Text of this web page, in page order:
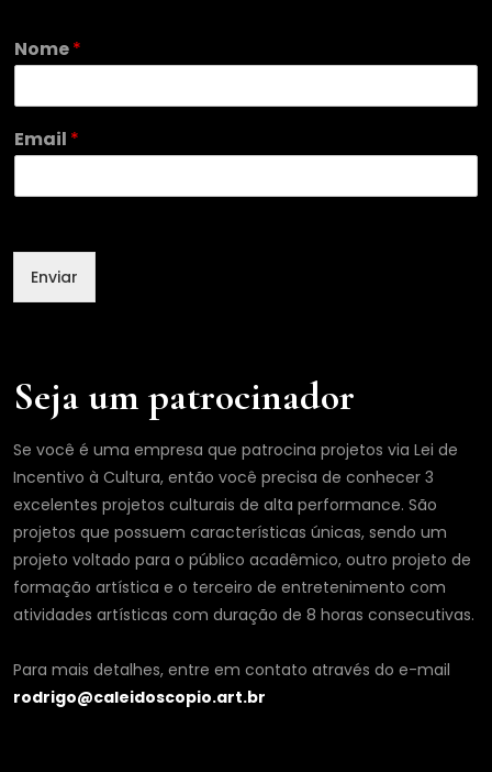
Nome*
*
*
Email *
Enviar
Seja um patrocinador
Se você é uma empresa que patrocina projetos via Lei de
Incentivo à Cultura, então você precisa de conhecer 3
excelentes projetos culturais de alta performance. São
projetos que possuem características únicas, sendo um
projeto voltado para o público acadêmico, outro projeto de
formação artística e o terceiro de entretenimento com
atividades artísticas com duração de 8 horas consecutivas.
Para mais detalhes, entre em contato através do e-mail
rodrigo@caleidoscopio.art.br